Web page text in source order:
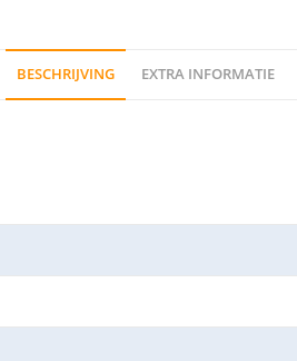
BESCHRIJVING EXTRA INFORMATIE